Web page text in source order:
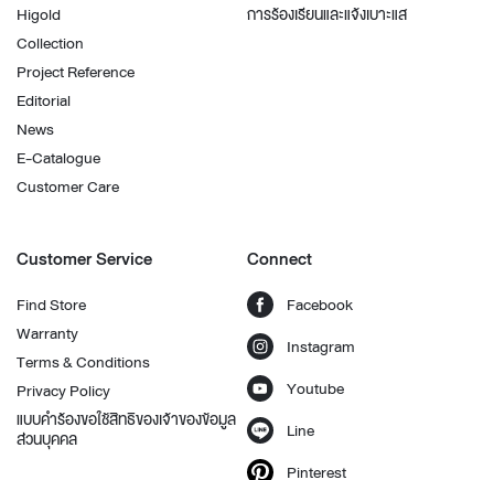
Higold
Collection
Project Reference
Editorial
News
E-Catalogue
Customer Care
การร้องเรียนและแจ้งเบาะแส
Customer Service
Find Store
Warranty
Terms & Conditions
Privacy Policy
แบบคำร้องขอใช้สิทธิของเจ้าของข้อมูล
ส่วนบุคคล
Connect
Facebook
Instagram
Youtube
Line
Pinterest